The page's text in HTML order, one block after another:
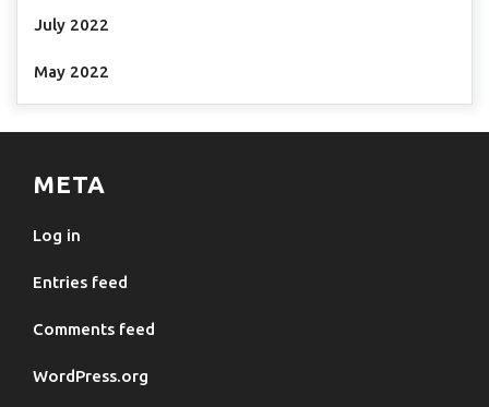
July 2022
May 2022
META
Log in
Entries feed
Comments feed
WordPress.org